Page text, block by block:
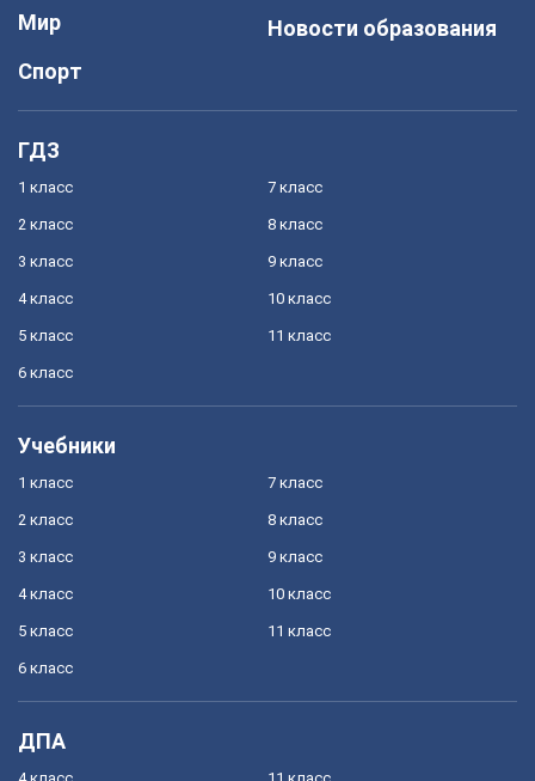
Мир
Спорт
Новости образования
ГДЗ
1 класс
2 класс
3 класс
4 класс
5 класс
6 класс
7 класс
8 класс
9 класс
10 класс
11 класс
Учебники
1 класс
2 класс
3 класс
4 класс
5 класс
6 класс
7 класс
8 класс
9 класс
10 класс
11 класс
ДПА